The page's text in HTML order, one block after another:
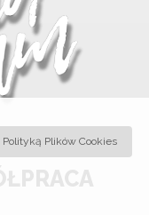
Polityką Plików Cookies